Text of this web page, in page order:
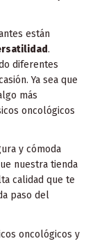
están
.
diferentes
Ya sea que
más
oncológicos
y cómoda
nuestra tienda
calidad que te
paso del
oncológicos y